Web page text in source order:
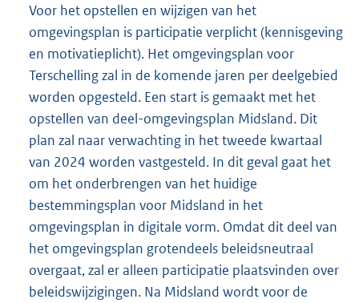
Voor het opstellen en wijzigen van het
omgevingsplan is participatie verplicht (kennisgeving
en motivatieplicht). Het omgevingsplan voor
Terschelling zal in de komende jaren per deelgebied
worden opgesteld. Een start is gemaakt met het
opstellen van deel-omgevingsplan Midsland. Dit
plan zal naar verwachting in het tweede kwartaal
van 2024 worden vastgesteld. In dit geval gaat het
om het onderbrengen van het huidige
bestemmingsplan voor Midsland in het
omgevingsplan in digitale vorm. Omdat dit deel van
het omgevingsplan grotendeels beleidsneutraal
overgaat, zal er alleen participatie plaatsvinden over
beleidswijzigingen. Na Midsland wordt voor de